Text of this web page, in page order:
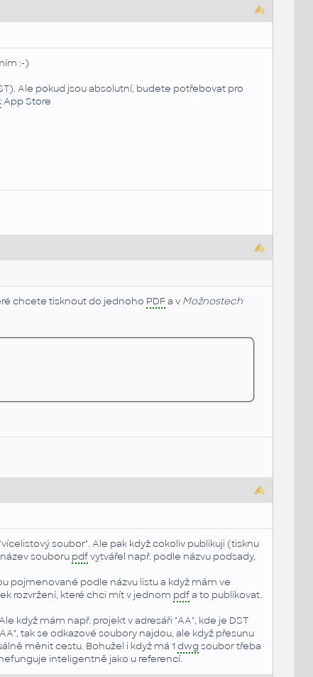
:-)
Ale pokud jsou absolutní, budete potřebovat pro
App Store
chcete tisknout do jednoho PDFa v Možnostech
soubor". Ale pak když cokoliv publikuji (tisknu
souboru pdfvytvářel např. podle názvu podsady,
pojmenované podle názvu listu a když mám ve
rozvržení, které chci mít v jednom pdfa to publikovat.
když mám např. projekt v adresáři "AA", kde je DST
tak se odkazové soubory najdou, ale když přesunu
měnit cestu. Bohužel i když má 1 dwg soubor třeba
inteligentně jako u referencí.